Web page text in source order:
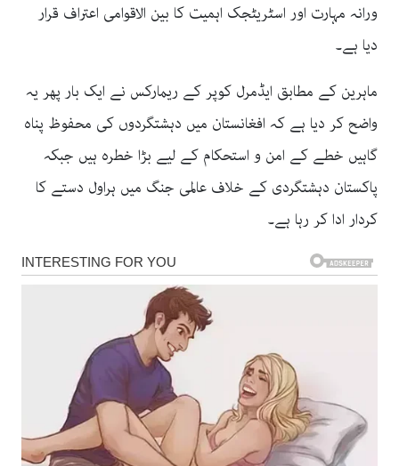
ورانہ مہارت اور اسٹریٹجک اہمیت کا بین الاقوامی اعتراف قرار
دیا ہے۔
ماہرین کے مطابق ایڈمرل کوپر کے ریمارکس نے ایک بار پھر یہ
واضح کر دیا ہے کہ افغانستان میں دہشتگردوں کی محفوظ پناہ
گاہیں خطے کے امن و استحکام کے لیے بڑا خطرہ ہیں جبکہ
پاکستان دہشتگردی کے خلاف عالمی جنگ میں ہراول دستے کا
کردار ادا کر رہا ہے۔